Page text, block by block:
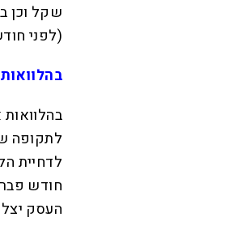
שקל וכן
(לפני חודש
לדחיית
העסק